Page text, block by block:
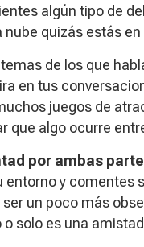
algún tipo de
quizás estás
de los que
en tus
juegos de
que algo ocurre
por ambas
entorno y comentes
un poco más
solo es una